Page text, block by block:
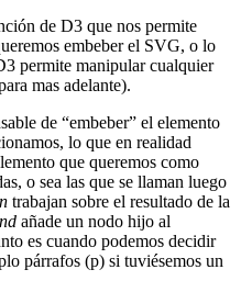
de D3 que nos permite
embeber el SVG, o lo
permite manipular cualquier
mas adelante).
de “embeber” el elemento
lo que en realidad
que queremos como
o sea las que se llaman luego
trabajan sobre el resultado de la
añade un nodo hijo al
es cuando podemos decidir
párrafos (p) si tuviésemos un